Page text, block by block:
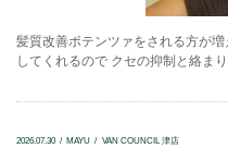
髪質改善ポテンツァをされる方が
してくれるので クセの抑制と絡ま
2026.07.30 MAYU VAN COUNCIL 津店